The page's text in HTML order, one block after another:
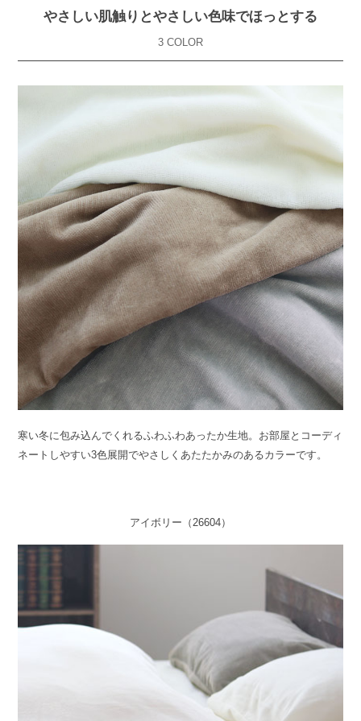
やさしい肌触りとやさしい色味でほっとする
3 COLOR
寒い冬に包み込んでくれるふわふわあったか生地。お部屋とコーディ
ネートしやすい3色展開でやさしくあたたかみのあるカラーです。
アイボリー（26604）